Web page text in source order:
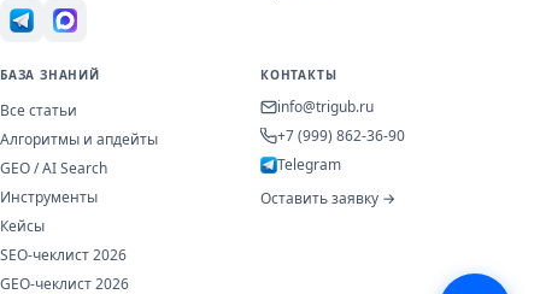
БАЗА ЗНАНИЙ
Все статьи
Алгоритмы и апдейты
GEO / AI Search
Инструменты
Кейсы
SEO-чеклист 2026
GEO-чеклист 2026
КОНТАКТЫ
info@trigub.ru
+7 (999) 862-36-90
Telegram
Оставить заявку →